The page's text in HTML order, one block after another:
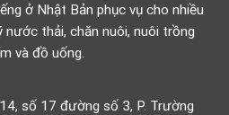
ở Nhật Bản phục vụ cho nhiều
thải, chăn nuôi, nuôi trồng
và đồ uống.
số 17 đường số 3, P. Trường